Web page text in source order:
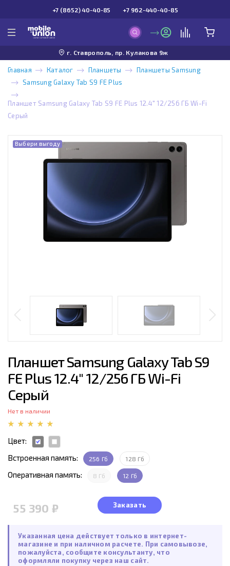
+7 (8652) 40-40-85 +7 962-440-40-85
г. Ставрополь, пр. Кулакова 9ж
Главная Каталог Планшеты
Планшеты Samsung
Samsung Galaxy Tab S9 FE Plus
Планшет Samsung Galaxy Tab S9 FE Plus 12.4" 12/256 ГБ Wi-Fi
Серый
Выбери выгоду
Планшет Samsung Galaxy Tab S9
FE Plus 12.4" 12/256 ГБ Wi-Fi
Серый
Нет в наличии
Цвет:
Встроенная память:
256 Гб 128 Гб
Оперативная память: 8 Гб 12 Гб
55 390 ₽ Заказать
Указанная цена действует только в интернет-
магазине и при наличном расчете. При самовывозе,
пожалуйста, сообщите консультанту, что
оформляли покупку через наш сайт.